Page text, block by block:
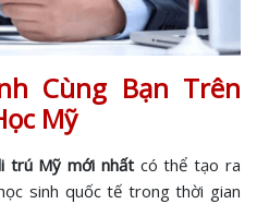
Cùng Bạn Trên
Mỹ
trú Mỹ mới nhất có thể tạo ra
sinh quốc tế trong thời gian